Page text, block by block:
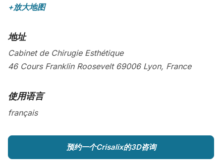
+放大地图
地址
Cabinet de Chirugie Esthétique
46 Cours Franklin Roosevelt 69006 Lyon, France
使用语言
français
预约一个Crisalix的3D咨询